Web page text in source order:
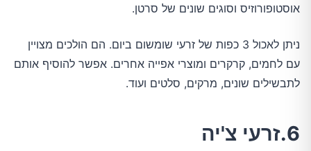
אוסטופורוזיס וסוגים שונים של סרטן.
ניתן לאכול 3 כפות של זרעי שומשום ביום. הם הולכים מצויין
עם לחמים, קרקרים ומוצרי אפייה אחרים. אפשר להוסיף אותם
לתבשילים שונים, מרקים, סלטים ועוד.
6.זרעי צ'יה